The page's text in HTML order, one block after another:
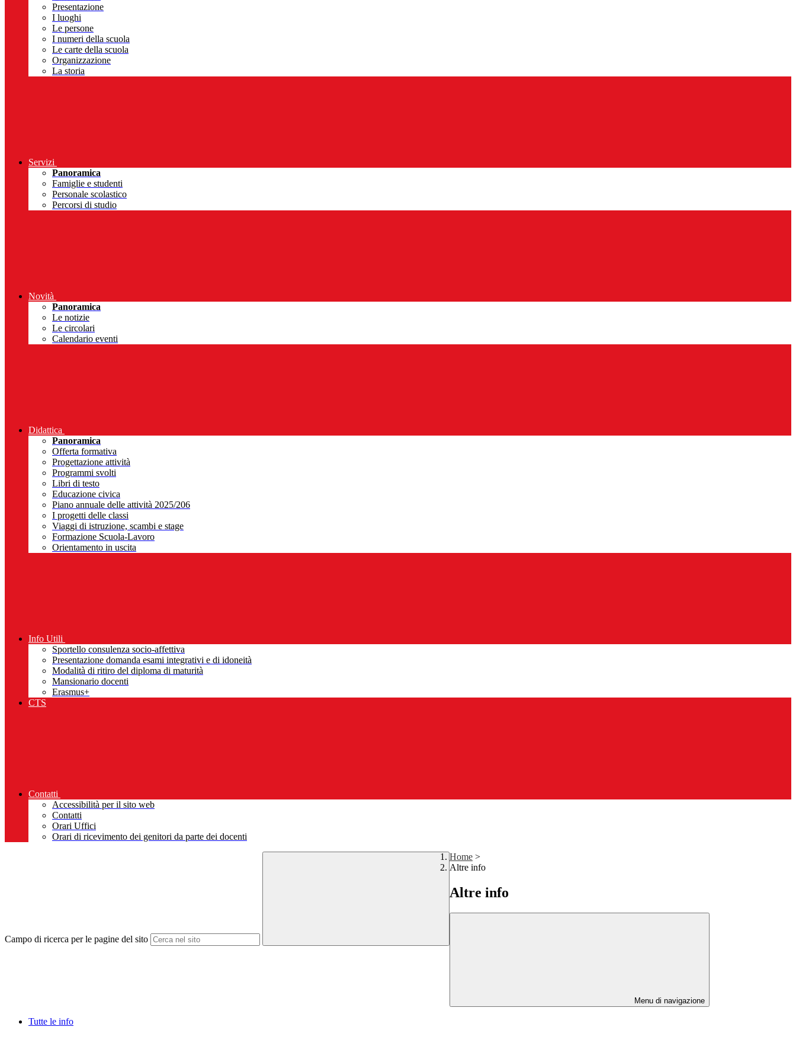
Presentazione
I luoghi
Le persone
I numeri della scuola
Le carte della scuola
Organizzazione
La storia
Servizi
Panoramica
Famiglie e studenti
Personale scolastico
Percorsi di studio
Novità
Panoramica
Le notizie
Le circolari
Calendario eventi
Didattica
Panoramica
Offerta formativa
Progettazione attività
Programmi svolti
Libri di testo
Educazione civica
Piano annuale delle attività 2025/206
I progetti delle classi
Viaggi di istruzione, scambi e stage
Formazione Scuola-Lavoro
Orientamento in uscita
Info Utili
Sportello consulenza socio-affettiva
Presentazione domanda esami integrativi e di idoneità
Modalità di ritiro del diploma di maturità
Mansionario docenti
Erasmus+
CTS
Contatti
Accessibilità per il sito web
Contatti
Orari Uffici
Orari di ricevimento dei genitori da parte dei docenti
Campo di ricerca per le pagine del sito
Home >
Altre info
Altre info
Menu di navigazione
Tutte le info